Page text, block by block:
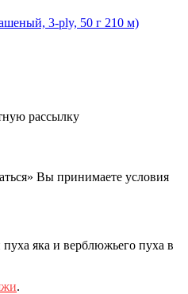
3-ply, 50 г 210 м)
рассылку
Вы принимаете условия
яка и верблюжьего пуха в
.